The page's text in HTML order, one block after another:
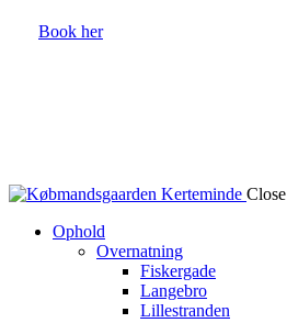
Book her
Close
Ophold
Overnatning
Fiskergade
Langebro
Lillestranden